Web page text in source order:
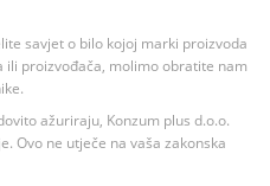
savjet o bilo kojoj marki proizvoda
ili proizvođača, molimo obratite nam
ažuriraju, Konzum plus d.o.o.
Ovo ne utječe na vaša zakonska